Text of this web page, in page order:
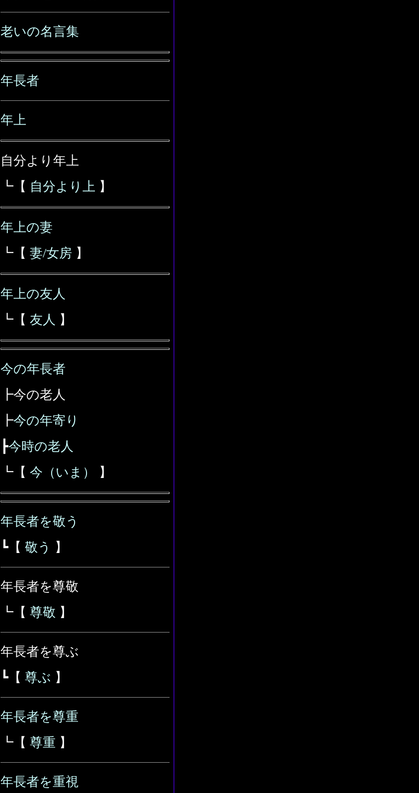
老いの名言集
年長者
年上
自分より年上
┗【 自分より上 】
年上の妻
┗【 妻/女房 】
年上の友人
┗【 友人 】
今の年長者
┣今の老人
┣今の年寄り
┣今時の老人
┗【 今（いま） 】
年長者を敬う
┗【 敬う 】
年長者を尊敬
┗【 尊敬 】
年長者を尊ぶ
┗【 尊ぶ 】
年長者を尊重
┗【 尊重 】
年長者を重視